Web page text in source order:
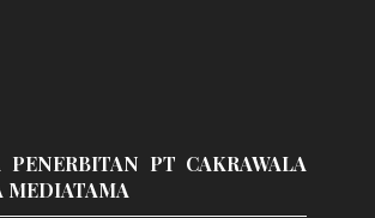
PENERBITAN PT CAKRAWALA
MEDIATAMA